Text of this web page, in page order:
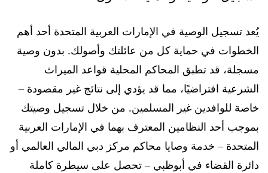
يُعد تسجيل الوصية في الإمارات العربية المتحدة أحد أهم
الخطوات في حماية كل من عائلتك وأصولك. بدون وصية
مسجلة، قد تطبق المحاكم المحلية قواعد الميراث
الشرعية افتراضيًا، مما قد يؤدي إلى نتائج غير مقصودة –
خاصة للوافدين غير المسلمين. من خلال تسجيل وصيتك
بموجب أحد النظامين المعترف بهما في الإمارات العربية
المتحدة – خدمة وصايا محاكم مركز دبي المالي العالمي أو
دائرة القضاء في أبوظبي – تحصل على سيطرة كاملة